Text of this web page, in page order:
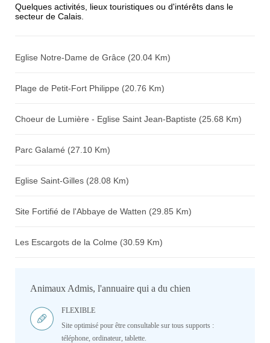
Quelques activités, lieux touristiques ou d'intérêts dans le
secteur de Calais.
Eglise Notre-Dame de Grâce (20.04 Km)
Plage de Petit-Fort Philippe (20.76 Km)
Choeur de Lumière - Eglise Saint Jean-Baptiste (25.68 Km)
Parc Galamé (27.10 Km)
Eglise Saint-Gilles (28.08 Km)
Site Fortifié de l'Abbaye de Watten (29.85 Km)
Les Escargots de la Colme (30.59 Km)
Animaux Admis, l'annuaire qui a du chien
FLEXIBLE
Site optimisé pour être consultable sur tous supports :
téléphone, ordinateur, tablette.